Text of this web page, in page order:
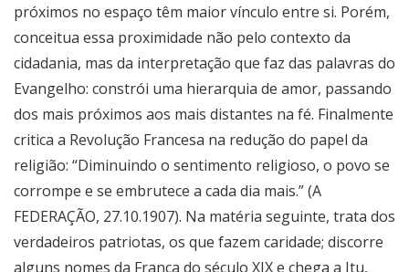
próximos no espaço têm maior vínculo entre si. Porém,
conceitua essa proximidade não pelo contexto da
cidadania, mas da interpretação que faz das palavras do
Evangelho: constrói uma hierarquia de amor, passando
dos mais próximos aos mais distantes na fé. Finalmente
critica a Revolução Francesa na redução do papel da
religião: “Diminuindo o sentimento religioso, o povo se
corrompe e se embrutece a cada dia mais.” (A
FEDERAÇÃO, 27.10.1907). Na matéria seguinte, trata dos
verdadeiros patriotas, os que fazem caridade; discorre
alguns nomes da França do século XIX e chega a Itu,